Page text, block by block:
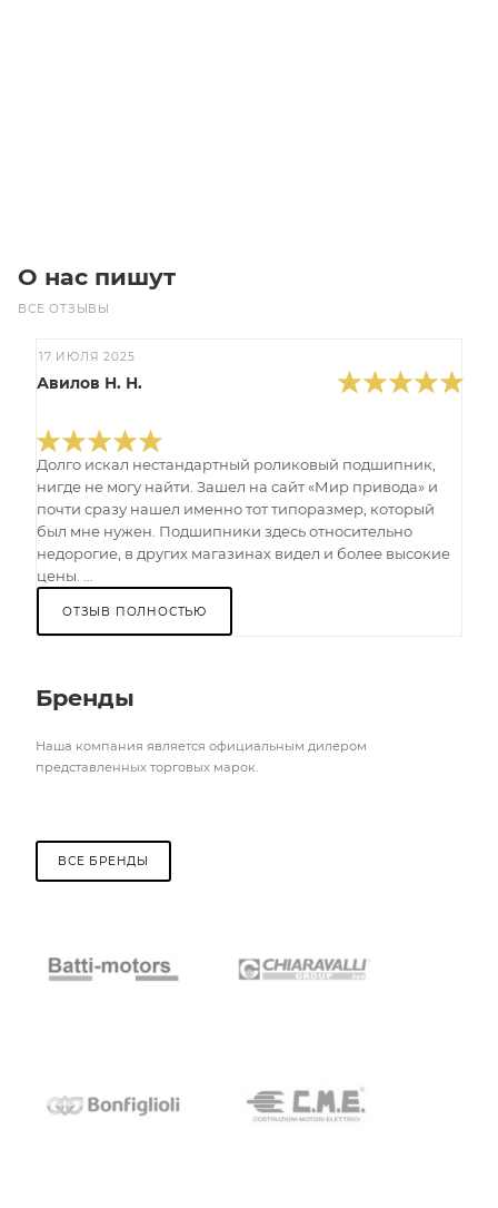
О нас пишут
ВСЕ ОТЗЫВЫ
17 ИЮЛЯ 2025
Авилов Н. Н.
Долго искал нестандартный роликовый подшипник,
нигде не могу найти. Зашел на сайт «Мир привода» и
почти сразу нашел именно тот типоразмер, который
был мне нужен. Подшипники здесь относительно
недорогие, в других магазинах видел и более высокие
цены. ...
ОТЗЫВ ПОЛНОСТЬЮ
Бренды
Наша компания является официальным дилером
представленных торговых марок.
ВСЕ БРЕНДЫ